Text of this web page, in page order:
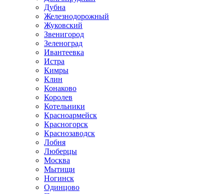
Дубна
Железнодорожный
Жуковский
Звенигород
Зеленоград
Ивантеевка
Истра
Кимры
Клин
Конаково
Королев
Котельники
Красноармейск
Красногорск
Краснозаводск
Лобня
Люберцы
Москва
Мытищи
Ногинск
Одинцово